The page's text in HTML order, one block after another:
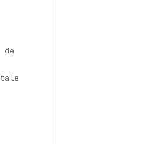
Saint-Sever en gelée
dans les grandes